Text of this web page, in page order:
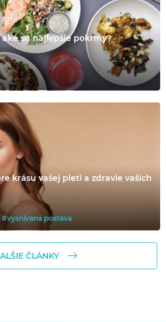
sú najlepšie pokrmy?
krásu vašej pleti a zdravie vašich
#vysnívaná postava
ČLÁNKY